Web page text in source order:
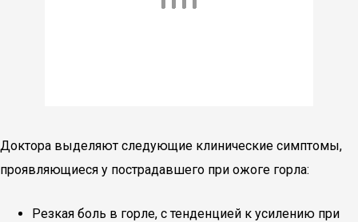
Доктора выделяют следующие клинические симптомы,
проявляющиеся у пострадавшего при ожоге горла:
Резкая боль в горле, с тенденцией к усилению при